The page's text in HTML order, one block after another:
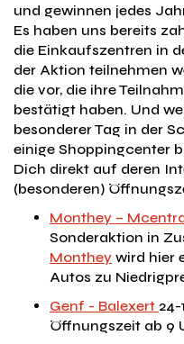
und gewinnen jedes
Es haben uns bereits
die Einkaufszentren in
der Aktion teilnehmen
die vor, die ihre
bestätigt haben. Und
besonderer Tag in der
einige Shoppingcenter
Dich direkt auf deren
(besonderen)
Monthey –
Sonderaktion in
Monthey wird hier
Autos zu
Genf - Balexert 24-
Öffnungszeit ab 9